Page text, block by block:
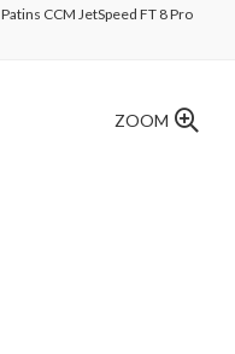
Patins CCM JetSpeed FT 8 Pro
ZOOM